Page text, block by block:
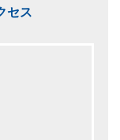
セス